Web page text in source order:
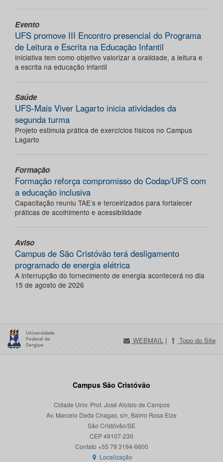
Evento
UFS promove III Encontro presencial do Programa
de Leitura e Escrita na Educação Infantil
Iniciativa tem como objetivo valorizar a oralidade, a leitura e
a escrita na educação infantil
Saúde
UFS-Mais Viver Lagarto inicia atividades da
segunda turma
Projeto estimula prática de exercícios físicos no Campus
Lagarto
Formação
Formação reforça compromisso do Codap/UFS com
a educação inclusiva
Capacitação reuniu TAE’s e terceirizados para fortalecer
práticas de acolhimento e acessibilidade
Aviso
Campus de São Cristóvão terá desligamento
programado de energia elétrica
A interrupção do fornecimento de energia acontecerá no dia
15 de agosto de 2026
WEBMAIL | Topo do Site
Campus São Cristóvão
Cidade Univ. Prof. José Aloísio de Campos
Av. Marcelo Deda Chagas, s/n, Bairro Rosa Elze
São Cristóvão/SE
CEP 49107-230
Localização